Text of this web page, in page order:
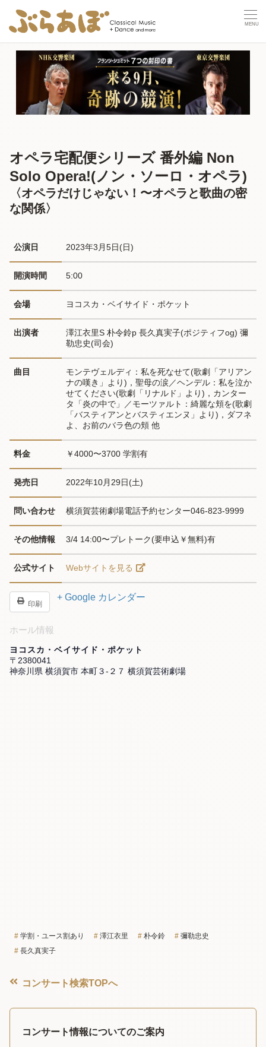
オペラ宅配便シリーズ 番外編 Non
Solo Opera!(ノン・ソーロ・オペラ)
〈オペラだけじゃない！〜オペラと歌曲の密
な関係〉
公演日 2023年3月5日(日)
開演時間 5:00
会場 ヨコスカ・ベイサイド・ポケット
出演者
澤江衣里S 朴令鈴p 長久真実子(ポジティフog) 彌
勒忠史(司会)
曲目
モンテヴェルディ：私を死なせて(歌劇「アリアン
ナの嘆き」より)，聖母の涙／ヘンデル：私を泣か
せてください(歌劇「リナルド」より)，カンター
タ「炎の中で」／モーツァルト：綺麗な頬を(歌劇
「バスティアンとバスティエンヌ」より)，ダフネ
よ、お前のバラ色の頬 他
料金 ￥4000〜3700 学割有
発売日 2022年10月29日(土)
問い合わせ 横須賀芸術劇場電話予約センター046-823-9999
その他情報 3/4 14:00〜プレトーク(要申込￥無料)有
公式サイト Webサイトを見る
印刷
+ Google カレンダー
ホール情報
ヨコスカ・ベイサイド・ポケット
〒2380041
神奈川県 横須賀市 本町３-２７ 横須賀芸術劇場
学割・ユース割あり 澤江衣里 朴令鈴
彌勒忠史
長久真実子
コンサート検索TOPへ
コンサート情報についてのご案内